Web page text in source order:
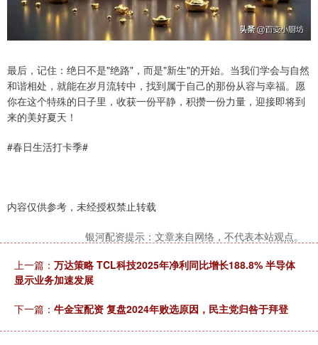
最后，记住：绝日不是"绝路"，而是"新生"的开始。当我们学会与自然
和谐相处，就能在岁月流转中，找到属于自己的那份从容与幸福。愿
你在这个特殊的日子里，收获一份平静，积攒一份力量，迎接即将到
来的美好夏天！
#春日生活打卡季#
内容仅供参考，未经授权禁止转载
银河配资提示：文章来自网络，不代表本站观点。
上一篇： 万达策略 TCL科技2025年净利同比增长188.8% 半导体
显示业务加速发展
下一篇： 牛金宝配资 复盘2024年败选原因，民主党归咎于拜登